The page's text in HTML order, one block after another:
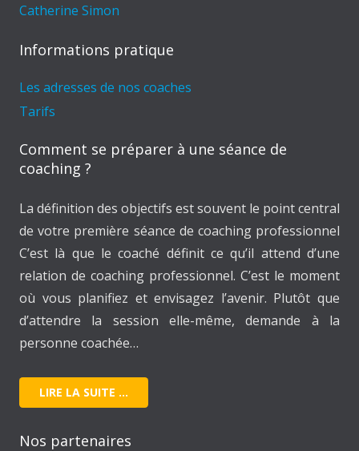
Catherine Simon
Informations pratique
Les adresses de nos coaches
Tarifs
Comment se préparer à une séance de
coaching ?
La définition des objectifs est souvent le point central
de votre première séance de coaching professionnel
C’est là que le coaché définit ce qu’il attend d’une
relation de coaching professionnel. C’est le moment
où vous planifiez et envisagez l’avenir. Plutôt que
d’attendre la session elle-même, demande à la
personne coachée…
LIRE LA SUITE …
Nos partenaires